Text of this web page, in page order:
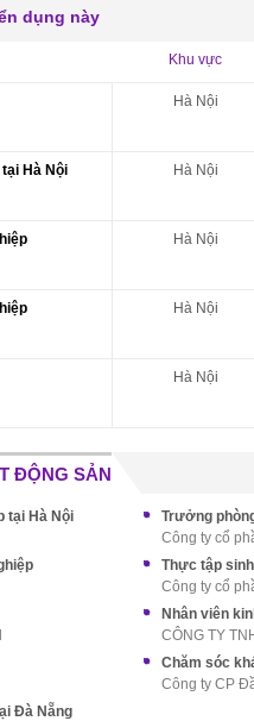
dụng này
Khu vực
Hà Nội
Hà Nội
Hà Nội
Hà Nội
Hà Nội
Hà Nội
ĐỘNG SẢN
tại Hà Nội
Trưởng
Công ty cổ
Thực tập
Công ty cổ
Nhân viên
CÔNG TY
Chăm sóc
Công ty CP
Đà Nẵng